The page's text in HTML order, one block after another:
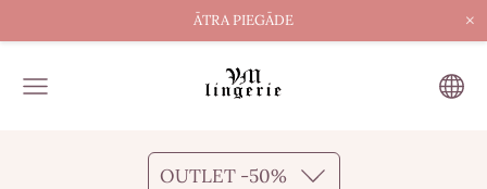
ĀTRA PIEGĀDE ×
OUTLET -50%